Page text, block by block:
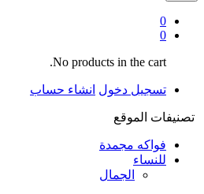
0
0
No products in the cart.
تسجيل دخول انشاء حساب
تصنيفات الموقع
فواكه مجمدة
للنساء
الجمال